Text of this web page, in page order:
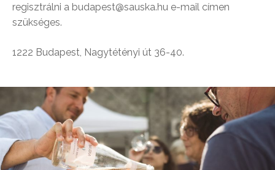
regisztrálni a budapest@sauska.hu e-mail címen
szükséges.
1222 Budapest, Nagytétényi út 36-40.